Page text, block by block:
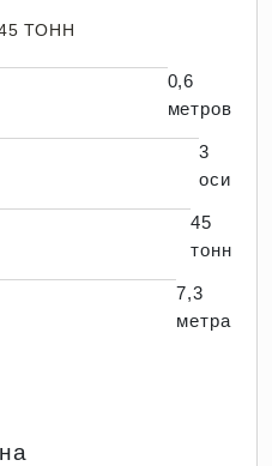
ТОНН
0,6
метров
3
оси
45
тонн
7,3
метра